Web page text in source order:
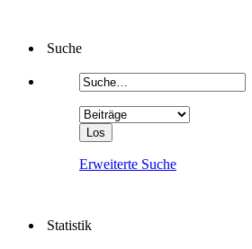
Suche
Erweiterte Suche
Statistik